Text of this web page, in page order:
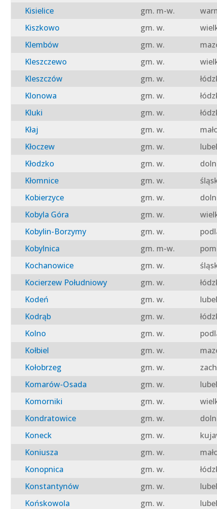
Kisielice
gm. m-w.
Kiszkowo
gm. w.
Klembów
gm. w.
Kleszczewo
gm. w.
Kleszczów
gm. w.
Klonowa
gm. w.
Kluki
gm. w.
Kłaj
gm. w.
Kłoczew
gm. w.
Kłodzko
gm. w.
Kłomnice
gm. w.
Kobierzyce
gm. w.
Kobyla Góra
gm. w.
Kobylin-Borzymy
gm. w.
Kobylnica
gm. m-w.
Kochanowice
gm. w.
Kocierzew Południowy
gm. w.
Kodeń
gm. w.
Kodrąb
gm. w.
Kolno
gm. w.
Kołbiel
gm. w.
Kołobrzeg
gm. w.
Komarów-Osada
gm. w.
Komorniki
gm. w.
Kondratowice
gm. w.
Koneck
gm. w.
Koniusza
gm. w.
Konopnica
gm. w.
Konstantynów
gm. w.
Końskowola
gm. w.